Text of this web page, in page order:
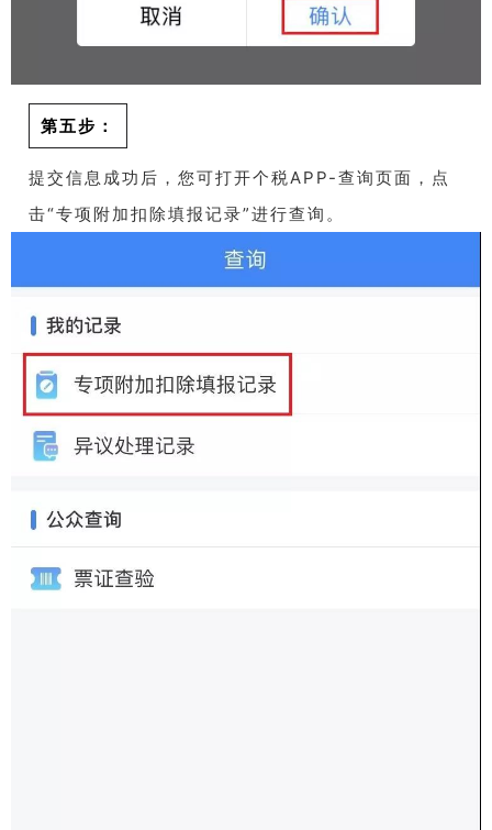
第五步：
提交信息成功后，您可打开个税APP-查询页面，点
击“专项附加扣除填报记录”进行查询。